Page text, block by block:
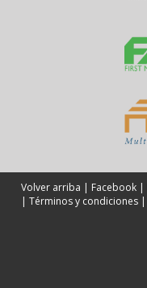
Volver arriba | Facebook |
| Términos y condiciones|